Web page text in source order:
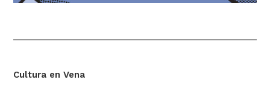
Cultura en Vena